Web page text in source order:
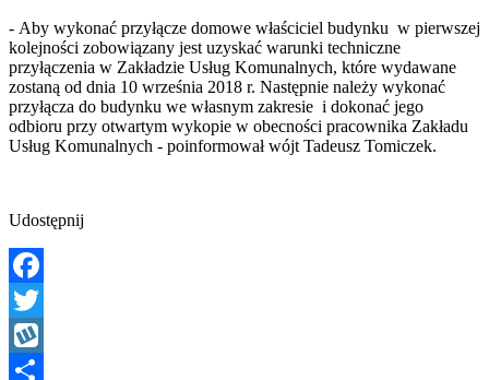
- Aby wykonać przyłącze domowe właściciel budynku w pierwszej
kolejności zobowiązany jest uzyskać warunki techniczne
przyłączenia w Zakładzie Usług Komunalnych, które wydawane
zostaną od dnia 10 września 2018 r. Następnie należy wykonać
przyłącza do budynku we własnym zakresie i dokonać jego
odbioru przy otwartym wykopie w obecności pracownika Zakładu
Usług Komunalnych - poinformował wójt Tadeusz Tomiczek.
Udostępnij
Facebook
Twitter
Wykop